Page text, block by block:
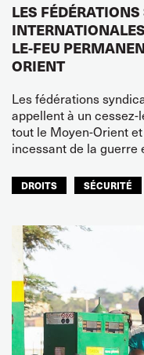
LES
LE-FEU
ORIENT
Les fédérations
appellent à un
tout le Moyen-Orient
incessant de la guerre
DROITS SÉCURITÉ